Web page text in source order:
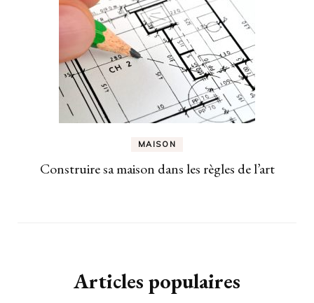
MAISON
Construire sa maison dans les règles de l’art
Articles populaires